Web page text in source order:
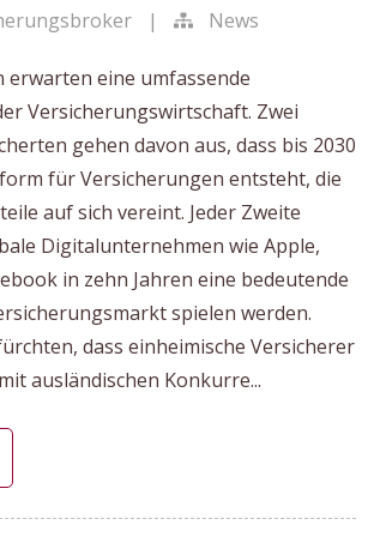
| News
erwarten eine umfassende
Versicherungswirtschaft. Zwei
gehen davon aus, dass bis 2030
für Versicherungen entsteht, die
auf sich vereint. Jeder Zweite
Digitalunternehmen wie Apple,
in zehn Jahren eine bedeutende
spielen werden.
dass einheimische Versicherer
ausländischen Konkurre...